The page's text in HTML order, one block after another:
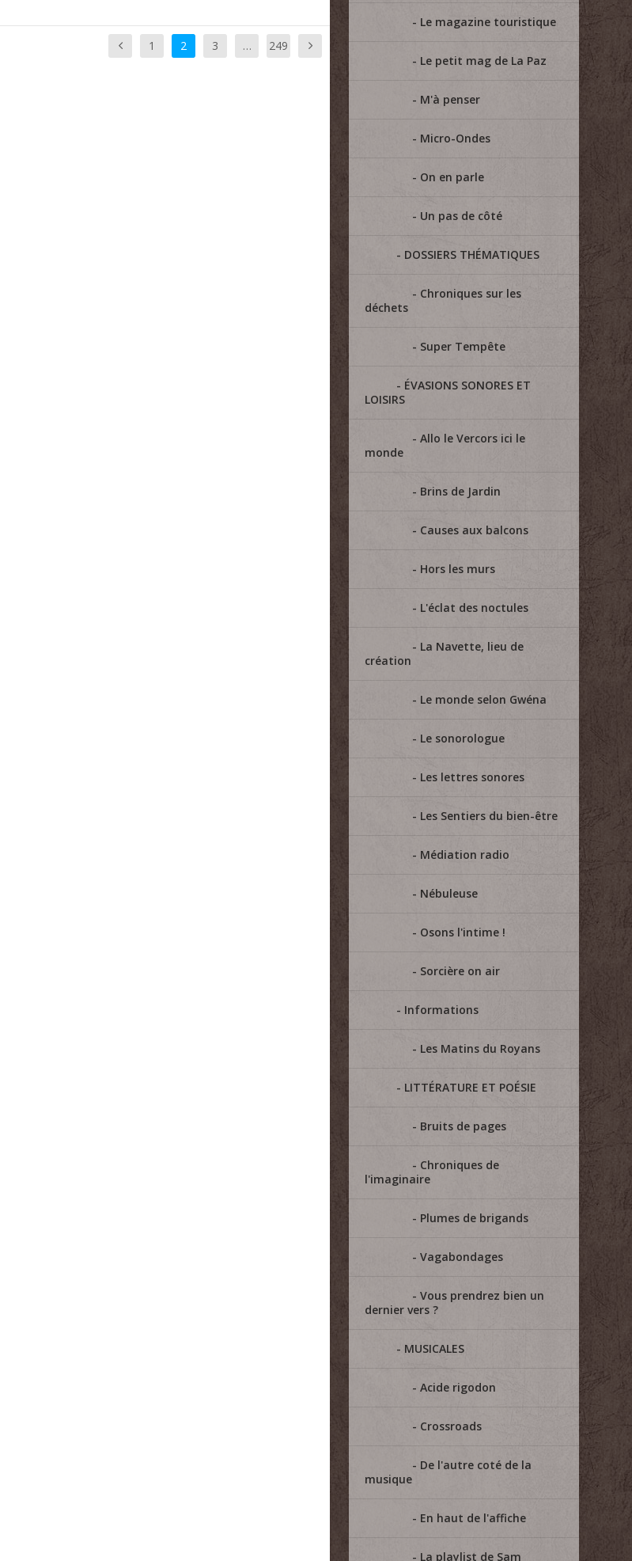
1 2 3 … 249
Le magazine touristique
Le petit mag de La Paz
M'à penser
Micro-Ondes
On en parle
Un pas de côté
DOSSIERS THÉMATIQUES
Chroniques sur les
déchets
Super Tempête
ÉVASIONS SONORES ET
LOISIRS
Allo le Vercors ici le
monde
Brins de Jardin
Causes aux balcons
Hors les murs
L'éclat des noctules
La Navette, lieu de
création
Le monde selon Gwéna
Le sonorologue
Les lettres sonores
Les Sentiers du bien-être
Médiation radio
Nébuleuse
Osons l'intime !
Sorcière on air
Informations
Les Matins du Royans
LITTÉRATURE ET POÉSIE
Bruits de pages
Chroniques de
l'imaginaire
Plumes de brigands
Vagabondages
Vous prendrez bien un
dernier vers ?
MUSICALES
Acide rigodon
Crossroads
De l'autre coté de la
musique
En haut de l'affiche
La playlist de Sam